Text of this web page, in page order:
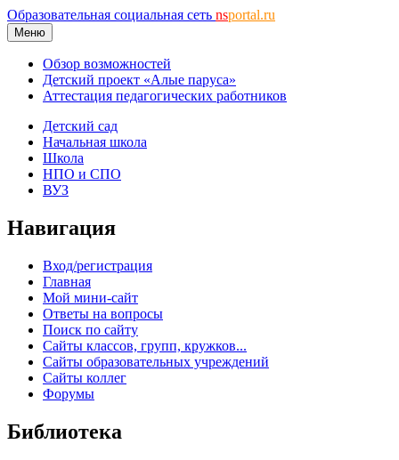
Образовательная социальная сеть nsportal.ru
Меню
Обзор возможностей
Детский проект «Алые паруса»
Аттестация педагогических работников
Детский сад
Начальная школа
Школа
НПО и СПО
ВУЗ
Навигация
Вход/регистрация
Главная
Мой мини-сайт
Ответы на вопросы
Поиск по сайту
Сайты классов, групп, кружков...
Сайты образовательных учреждений
Сайты коллег
Форумы
Библиотека